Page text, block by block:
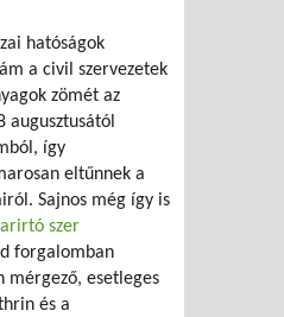
hatóságok
a civil szervezetek
zömét az
augusztusától
így
eltűnnek a
Sajnos még így is
szer
forgalomban
mérgező, esetleges
és a